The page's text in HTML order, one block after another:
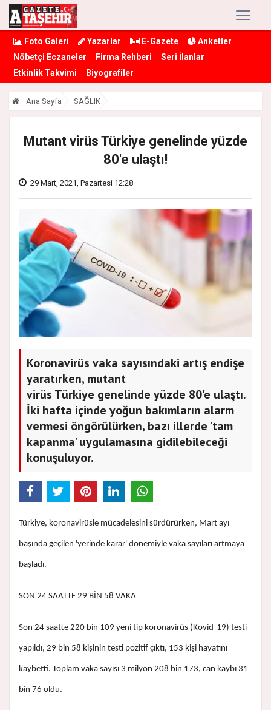
Foto Galeri Yazarlar E-Gazete
Anketler
Nöbetçi Eczaneler
Firma Rehberi
Seri İlanlar
Etkinlik Takvimi
Biyografiler
Ana Sayfa SAĞLIK
Mutant virüs Türkiye genelinde yüzde
80'e ulaştı!
29 Mart, 2021, Pazartesi 12:28
Koronavirüs vaka sayısındaki artış endişe
yaratırken, mutant
virüs Türkiye genelinde yüzde 80'e ulaştı.
İki hafta içinde yoğun bakımların alarm
vermesi öngörülürken, bazı illerde 'tam
kapanma' uygulamasına gidilebileceği
konuşuluyor.
Türkiye, koronavirüsle mücadelesini sürdürürken, Mart ayı
başında geçilen 'yerinde karar' dönemiyle vaka sayıları artmaya
başladı.
SON 24 SAATTE 29 BİN 58 VAKA
Son 24 saatte 220 bin 109 yeni tip koronavirüs (Kovid-19) testi
yapıldı, 29 bin 58 kişinin testi pozitif çıktı, 153 kişi hayatını
kaybetti. Toplam vaka sayısı 3 milyon 208 bin 173, can kaybı 31
bin 76 oldu.